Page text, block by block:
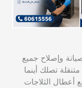
24 ساعة | صيانة وإصلاح جميع
خدمة فنية متنقلة تصلك أينما
أعطال الثلاجات